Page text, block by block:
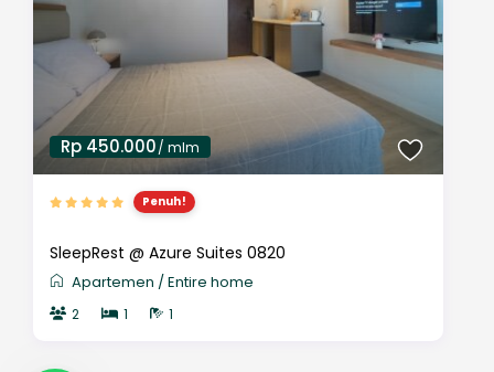
Rp 450.000/ mlm
Penuh!
SleepRest @ Azure Suites 0820
Apartemen /Entire home
2 1 1